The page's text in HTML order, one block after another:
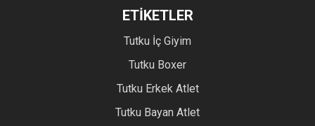
ETİKETLER
Tutku İç Giyim
Tutku Boxer
Tutku Erkek Atlet
Tutku Bayan Atlet